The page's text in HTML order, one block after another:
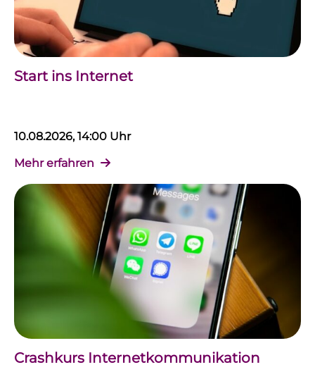
Start ins Internet
10.08.2026, 14:00 Uhr
Mehr erfahren
Crashkurs Internetkommunikation